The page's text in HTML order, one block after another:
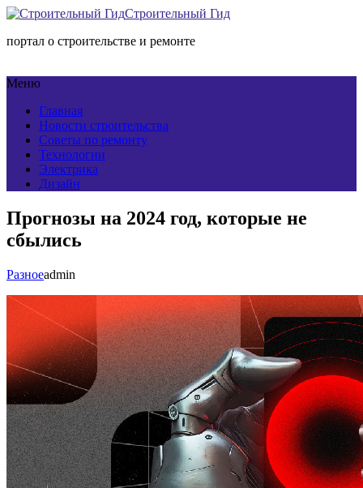
Строительный Гид
портал о строительстве и ремонте
Меню
Главная
Новости строительства
Советы по ремонту
Технологии
Электрика
Дизайн
Прогнозы на 2024 год, которые не
сбылись
Разноеadmin